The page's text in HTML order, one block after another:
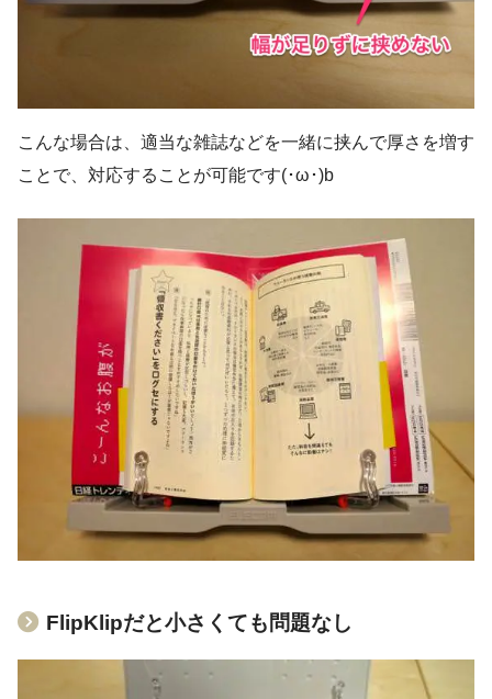
こんな場合は、適当な雑誌などを一緒に挟んで厚さを増す
ことで、対応することが可能です(･ω･)b
FlipKlipだと小さくても問題なし